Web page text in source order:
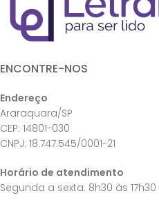
ENCONTRE-NOS
Endereço
Araraquara/SP
CEP: 14801-030
CNPJ: 18.747.545/0001-21
Horário de atendimento
Segunda a sexta: 8h30 às 17h30